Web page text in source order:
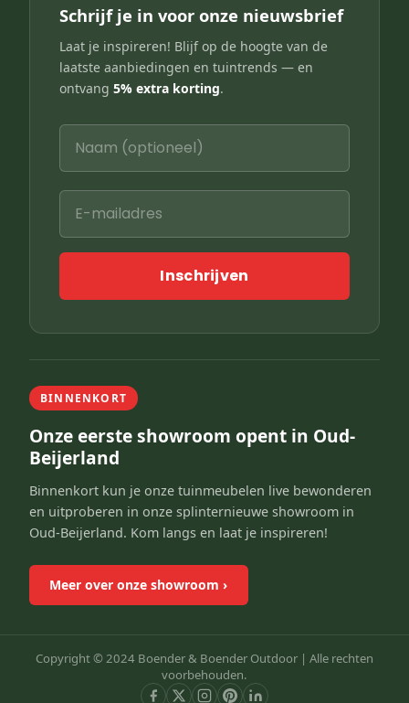
Schrijf je in voor onze nieuwsbrief
Laat je inspireren! Blijf op de hoogte van de
laatste aanbiedingen en tuintrends — en
ontvang 5% extra korting.
Inschrijven
BINNENKORT
Onze eerste showroom opent in Oud-
Beijerland
Binnenkort kun je onze tuinmeubelen live bewonderen
en uitproberen in onze splinternieuwe showroom in
Oud-Beijerland. Kom langs en laat je inspireren!
Meer over onze showroom ›
Copyright © 2024 Boender & Boender Outdoor | Alle rechten
voorbehouden.